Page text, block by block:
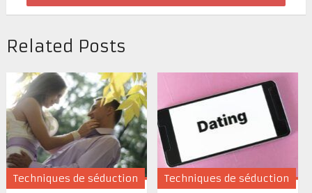
Related Posts
Techniques de séduction Techniques de séduction